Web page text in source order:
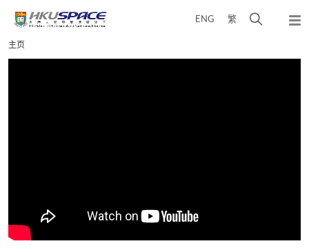
content
ENG 繁
弹
Main
content
主页